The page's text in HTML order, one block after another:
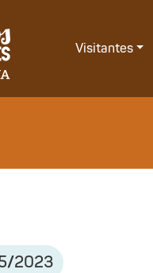
Visitantes
/2023